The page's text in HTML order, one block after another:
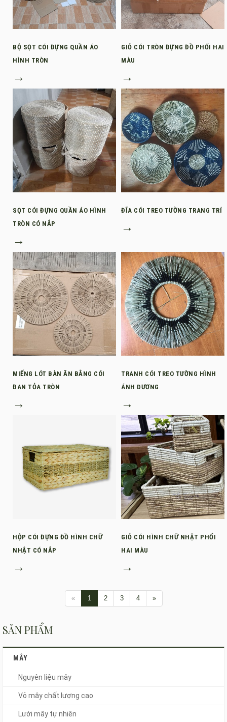
BỘ SỌT CÓI ĐỰNG QUẦN ÁO
HÌNH TRÒN
→
GIỎ CÓI TRÒN ĐỰNG ĐỒ PHỐI HAI
MÀU
→
SỌT CÓI ĐỰNG QUẦN ÁO HÌNH
TRÒN CÓ NẮP
→
ĐĨA CÓI TREO TƯỜNG TRANG TRÍ
→
MIẾNG LÓT BÀN ĂN BẰNG CÓI
ĐAN TỎA TRÒN
→
TRANH CÓI TREO TƯỜNG HÌNH
ÁNH DƯƠNG
→
HỘP CÓI ĐỰNG ĐỒ HÌNH CHỮ
NHẬT CÓ NẮP
→
GIỎ CÓI HÌNH CHỮ NHẬT PHỐI
HAI MÀU
→
« 1 2 3 4 »
SẢN PHẨM
MÂY
Nguyên liệu mây
Vỏ mây chất lượng cao
Lưới mây tự nhiên